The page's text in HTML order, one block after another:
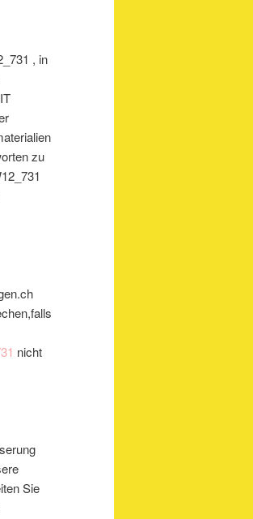
, in
zu
nicht
Sie